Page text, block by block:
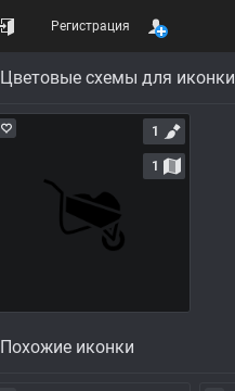
Цветовые схемы для иконки
1
1
Похожие иконки
Регистрация